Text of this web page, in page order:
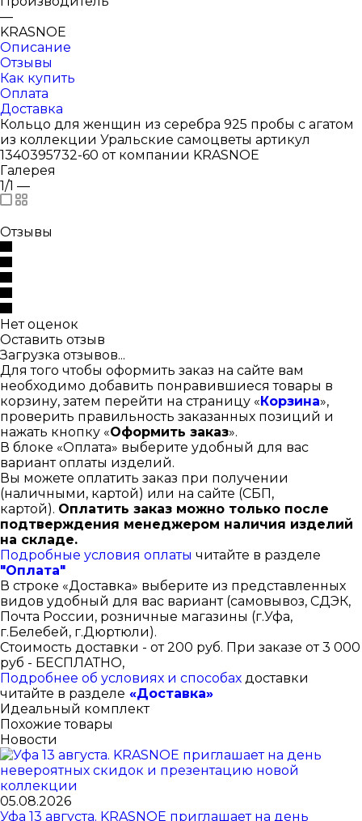
—
KRASNOE
Описание
Отзывы
Как купить
Оплата
Доставка
Кольцо для женщин из серебра 925 пробы с агатом
из коллекции Уральские самоцветы артикул
1340395732-60 от компании KRASNOE
Галерея
1/1 —
Отзывы
Нет оценок
Оставить отзыв
Загрузка отзывов...
Для того чтобы оформить заказ на сайте вам
необходимо добавить понравившиеся товары в
корзину, затем перейти на страницу «Корзина»,
проверить правильность заказанных позиций и
нажать кнопку «Оформить заказ».
В блоке «Оплата» выберите удобный для вас
вариант оплаты изделий.
Вы можете оплатить заказ при получении
(наличными, картой) или на сайте (СБП,
картой). Оплатить заказ можно только после
подтверждения менеджером наличия изделий
на складе.
Подробные условия оплаты читайте в разделе
"Оплата"
В строке «Доставка» выберите из представленных
видов удобный для вас вариант (самовывоз, СДЭК,
Почта России, розничные магазины (г.Уфа,
г.Белебей, г.Дюртюли).
Стоимость доставки - от 200 руб. При заказе от 3 000
руб - БЕСПЛАТНО,
Подробнее об условиях и способах доставки
читайте в разделе «Доставка»
Идеальный комплект
Похожие товары
Новости
05.08.2026
Уфа 13 августа. KRASNOE приглашает на день